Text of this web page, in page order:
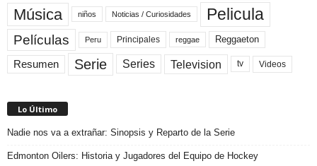
Música niños Noticias / Curiosidades Pelicula
Películas Peru Principales reggae Reggaeton
Resumen Serie Series Television tv Videos
Lo Último
Nadie nos va a extrañar: Sinopsis y Reparto de la Serie
Edmonton Oilers: Historia y Jugadores del Equipo de Hockey